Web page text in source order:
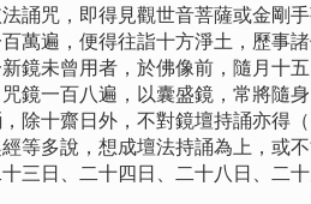
誦咒，即得見觀世音菩薩或金剛
萬遍，便得往詣十方淨土，歷事
鏡未曾用者，於佛像前，隨月十
鏡一百八遍，以囊盛鏡，常將隨
除十齋日外，不對鏡壇持誦亦得
等多說，想成壇法持誦為上，或
三日、二十四日、二十八日、二十